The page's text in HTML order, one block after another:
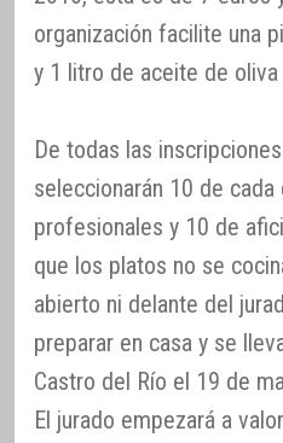
organización facilite una
y 1 litro de aceite de
De todas las
seleccionarán 10 de
profesionales y 10 de
que los platos no se
abierto ni delante del
preparar en casa y se
Castro del Río el 19 de
El jurado empezará a